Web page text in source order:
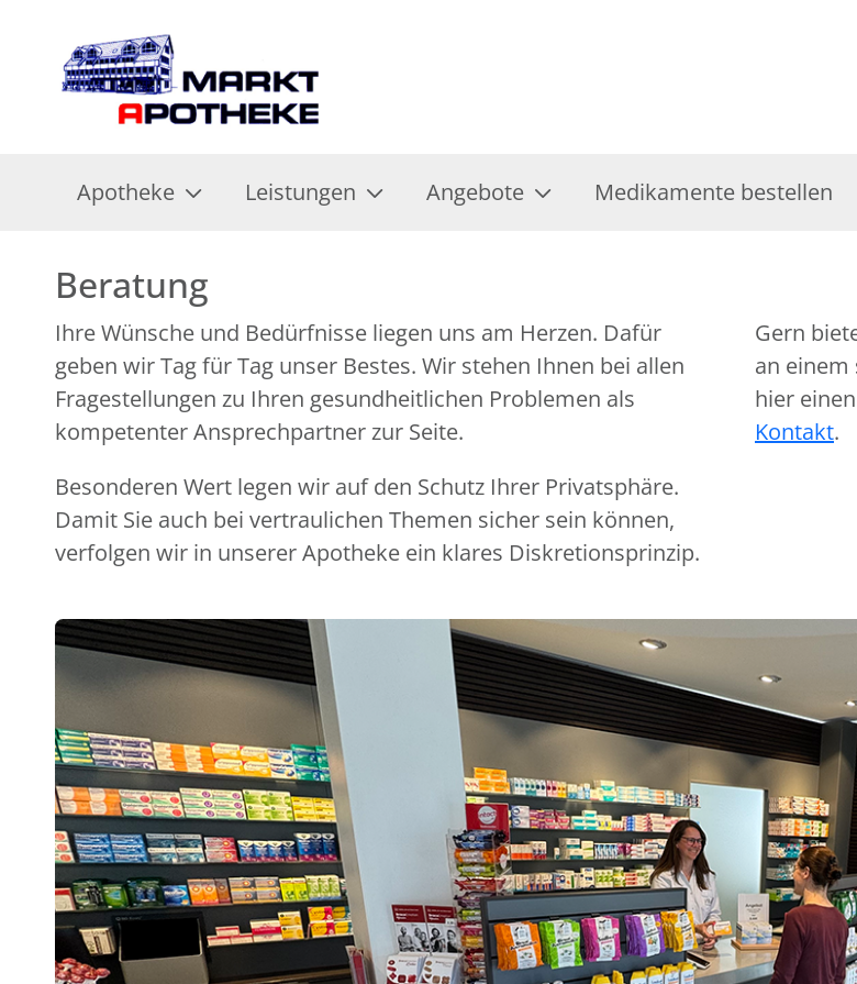
Apotheke Leistungen Angebote Medikamente bestellen
Beratung
Ihre Wünsche und Bedürfnisse liegen uns am Herzen. Dafür
geben wir Tag für Tag unser Bestes. Wir stehen Ihnen bei allen
Fragestellungen zu Ihren gesundheitlichen Problemen als
kompetenter Ansprechpartner zur Seite.
Besonderen Wert legen wir auf den Schutz Ihrer Privatsphäre.
Damit Sie auch bei vertraulichen Themen sicher sein können,
verfolgen wir in unserer Apotheke ein klares Diskretionsprinzip.
Gern
an einem
hier
Kontakt.